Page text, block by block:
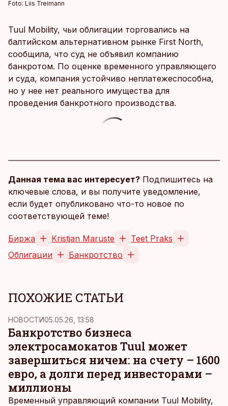
Foto: Liis Treimann
Tuul Mobility, чьи облигации торговались на
балтийском альтернативном рынке First North,
сообщила, что суд не объявил компанию
банкротом. По оценке временного управляющего
и суда, компания устойчиво неплатежеспособна,
но у нее нет реального имущества для
проведения банкротного производства.
Данная тема вас интересует? Подпишитесь на
ключевые слова, и вы получите уведомление,
если будет опубликовано что-то новое по
соответствующей теме!
Биржа Kristjan Maruste
Teet Praks
Облигации
Банкротство
ПОХОЖИЕ СТАТЬИ
НОВОСТИ05.05.26, 13:58
Банкротство бизнеса
электросамокатов Tuul может
завершиться ничем: на счету – 1600
евро, а долги перед инвесторами –
миллионы
Временный управляющий компании Tuul Mobility,